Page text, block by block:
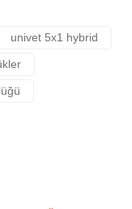
univet 5x1 hybrid